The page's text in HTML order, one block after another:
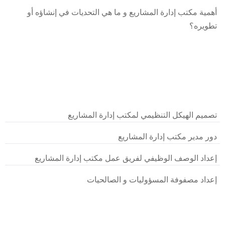
أهمية مكتب إدارة المشاريع و ما هي التحديات في إنشاؤه أو
تطويره؟
تصميم الهيكل التنظيمي لمكتب إدارة المشاريع
دور مدير مكتب إدارة المشاريع
إعداد الوصف الوظيفي لفريق عمل مكتب إدارة المشاريع
إعداد مصفوفة المسؤوليات و الصالحيات